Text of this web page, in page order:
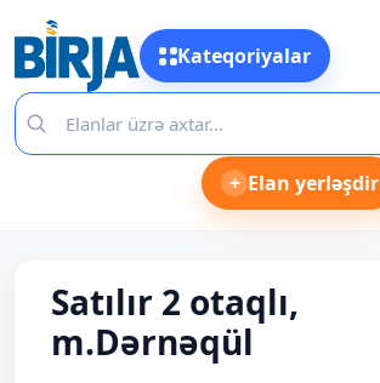
Kateqoriyalar
+ Elan yerləşdir
Satılır 2 otaqlı,
m.Dərnəqül